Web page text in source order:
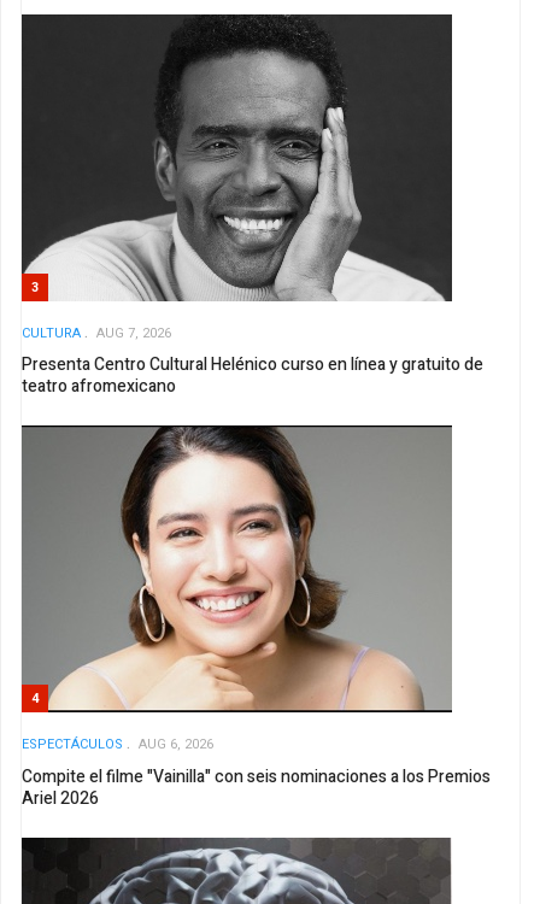
3
CULTURA AUG 7, 2026
Presenta Centro Cultural Helénico curso en línea y gratuito de
teatro afromexicano
4
ESPECTÁCULOS AUG 6, 2026
Compite el filme "Vainilla" con seis nominaciones a los Premios
Ariel 2026